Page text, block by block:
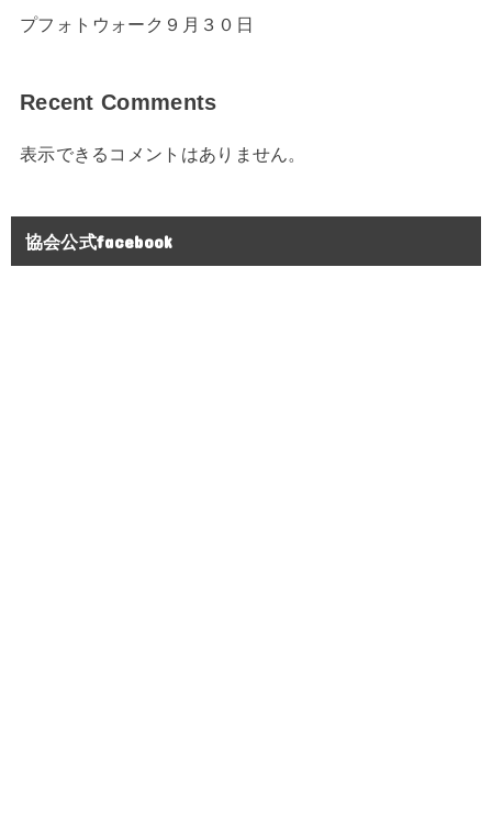
プフォトウォーク９月３０日
Recent Comments
表示できるコメントはありません。
協会公式facebook